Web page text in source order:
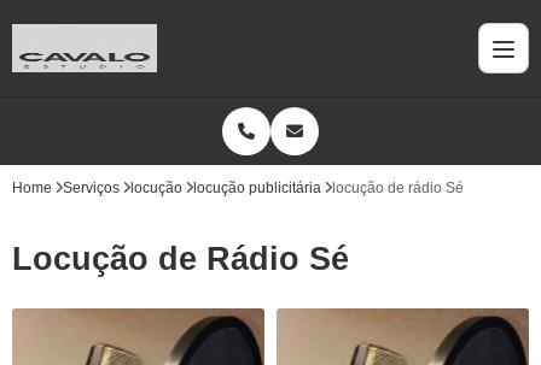
Home Serviços locução locução publicitária locução de rádio Sé
Locução de Rádio Sé